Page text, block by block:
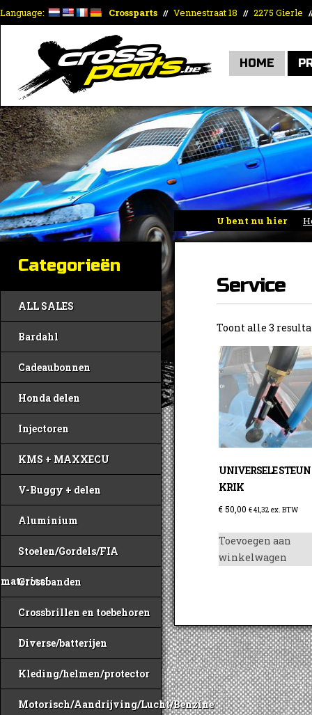
Language: Crossparts // Vennestraat 18 // 2275 Gierle
HOME
U bent nu hier
Categorieën
ALL SALES
Bardahl
Cadeaubonnen
Honda delen
Injectoren
KMS + MAXXECU
V-Buggy + delen
Aluminium
Stoelen/Gordels/FIA
materiaal
Crossbanden
Crossbrillen en toebehoren
Diverse/batterijen
Kleding/helmen/protector
Motorisch/Aandrijving/Lucht/Benzine
Service
Toont alle 3
UNIVERSELE STEUN
KRIK
€ 50,00 €41,32 ex. BTW
Toevoegen aan
winkelwagen